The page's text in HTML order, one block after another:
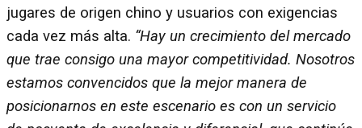
jugares de origen chino y usuarios con exigencias
cada vez más alta. “Hay un crecimiento del mercado
que trae consigo una mayor competitividad. Nosotros
estamos convencidos que la mejor manera de
posicionarnos en este escenario es con un servicio